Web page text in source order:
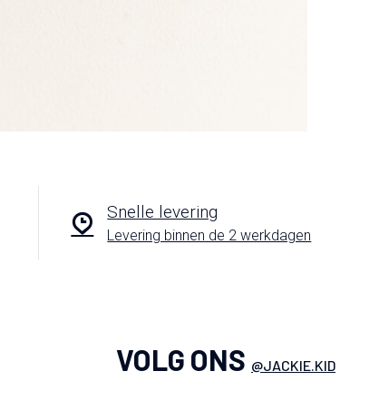
Snelle levering
Levering binnen de 2 werkdagen
VOLG ONS @JACKIE.KID